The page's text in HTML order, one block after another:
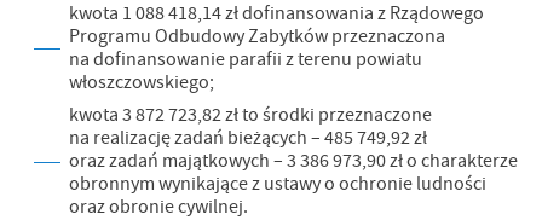
kwota 1 088 418,14 zł dofinansowania z Rządowego
Programu Odbudowy Zabytków przeznaczona
na dofinansowanie parafii z terenu powiatu
włoszczowskiego;
kwota 3 872 723,82 zł to środki przeznaczone
na realizację zadań bieżących – 485 749,92 zł
oraz zadań majątkowych – 3 386 973,90 zł o charakterze
obronnym wynikające z ustawy o ochronie ludności
oraz obronie cywilnej.